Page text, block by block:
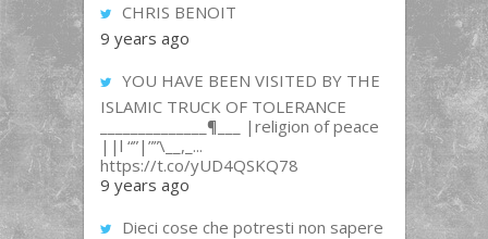
CHRIS BENOIT
9 years ago
YOU HAVE BEEN VISITED BY THE
ISLAMIC TRUCK OF TOLERANCE
______________¶___ |religion of peace
||l “”|””\__,_...
https://t.co/yUD4QSKQ78
9 years ago
Dieci cose che potresti non sapere